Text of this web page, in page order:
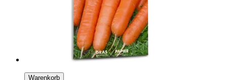
Warenkorb